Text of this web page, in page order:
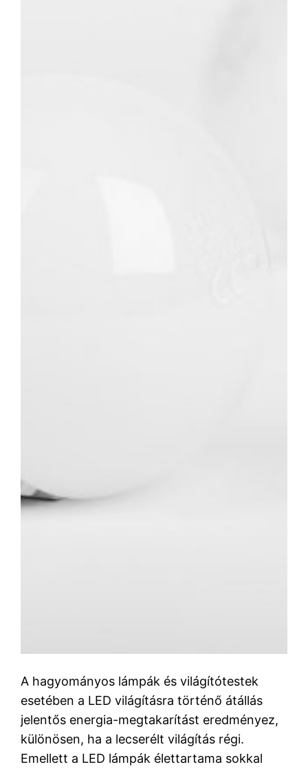
A hagyományos lámpák és világítótestek
esetében a LED világításra történő átállás
jelentős energia-megtakarítást eredményez,
különösen, ha a lecserélt világítás régi.
Emellett a LED lámpák élettartama sokkal